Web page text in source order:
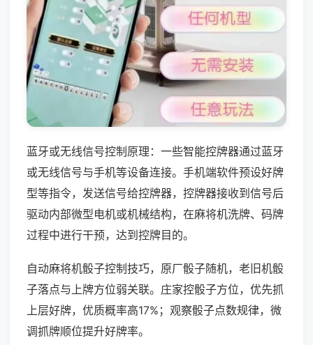
蓝牙或无线信号控制原理：一些智能控牌器通过蓝牙
或无线信号与手机等设备连接。手机端软件预设好牌
型等指令，发送信号给控牌器，控牌器接收到信号后
驱动内部微型电机或机械结构，在麻将机洗牌、码牌
过程中进行干预，达到控牌目的。
自动麻将机骰子控制技巧，原厂骰子随机，老旧机骰
子落点与上牌方位弱关联。庄家控骰子方位，优先抓
上层好牌，优质概率高17%；观察骰子点数规律，微
调抓牌顺位提升好牌率。